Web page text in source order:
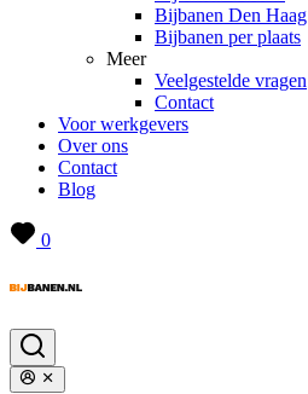
Bijbanen Den Haag
Bijbanen per plaats
Meer
Veelgestelde vragen
Contact
Voor werkgevers
Over ons
Contact
Blog
0